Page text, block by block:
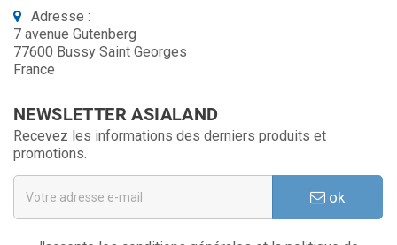
Adresse :
7 avenue Gutenberg
77600 Bussy Saint Georges
France
NEWSLETTER ASIALAND
Recevez les informations des derniers produits et
promotions.
ok